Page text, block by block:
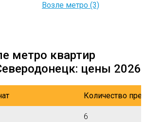
Возле метро (3)
метро квартир
цены 2026
Количество
6